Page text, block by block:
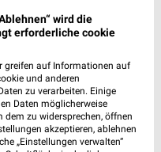
0,9 km
ab 03.08.
heute gültig
wird die
erforderliche cookie
greifen auf Informationen auf
und anderen
zu verarbeiten. Einige
Daten möglicherweise
dem zu widersprechen, öffnen
akzeptieren, ablehnen
„Einstellungen verwalten“